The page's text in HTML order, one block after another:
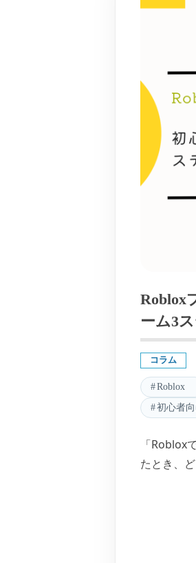
Roblox
ーム3
コラム
Roblox
初心者
「Roblox
たとき、